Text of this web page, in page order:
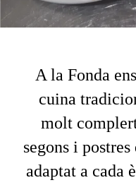
A la Fonda
cuina
molt
segons i
adaptat a cada